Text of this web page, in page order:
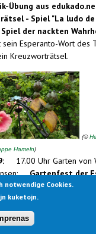
Übung aus
- Spiel "La ludo
Spiel der nackten
Esperanto-Wort des
Kreuzworträtsel.
(©
Hameln)
17.00 Uhr Garten von
Gartenfest der
zum sommerlichen
und Klaus in
willkommen. Jeder bringt
notwendige Cookies.
kuketojn.